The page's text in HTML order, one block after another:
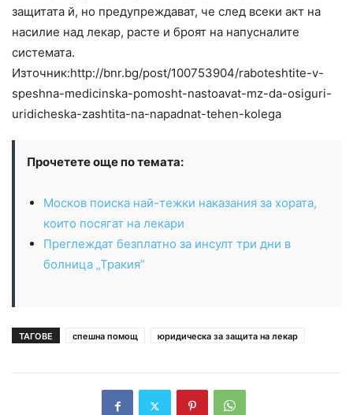
защитата й, но предупреждават, че след всеки акт на
насилие над лекар, расте и броят на напусналите
системата.
Източник:http://bnr.bg/post/100753904/raboteshtite-v-
speshna-medicinska-pomosht-nastoavat-mz-da-osiguri-
uridicheska-zashtita-na-napadnat-tehen-kolega
Прочетете още по темата:
Москов поиска най-тежки наказания за хората,
които посягат на лекари
Преглеждат безплатно за инсулт три дни в
болница „Тракия”
ТАГОВЕ спешна помощ юридическа за защита на лекар